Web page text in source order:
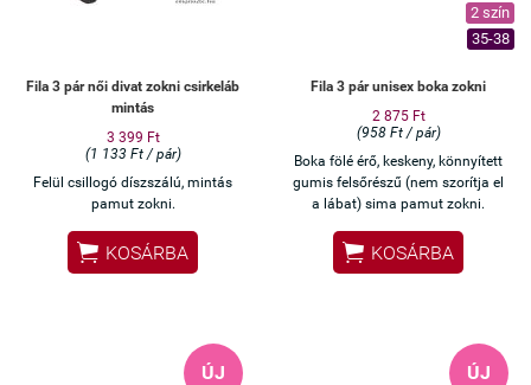
Fila 3 pár női divat zokni csirkeláb
mintás
3 399 Ft
(1 133 Ft / pár)
Felül csillogó díszszálú, mintás
pamut zokni.
 KOSÁRBA
2 szín
35-38
Fila 3 pár unisex boka zokni
2 875 Ft
(958 Ft / pár)
Boka fölé érő, keskeny, könnyített
gumis felsőrészű (nem szorítja el
a lábat) sima pamut zokni.
 KOSÁRBA
ÚJ ÚJ